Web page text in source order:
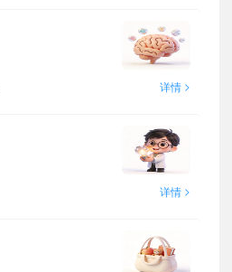
详情 >
详情 >